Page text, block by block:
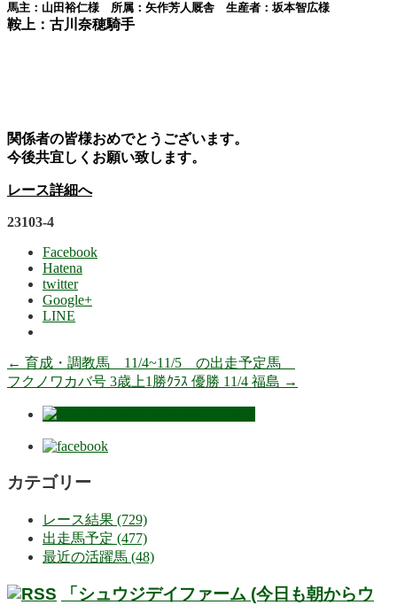
馬主：山田裕仁様 所属：矢作芳人厩舎 生産者：坂本智広様
鞍上：古川奈穂騎手
関係者の皆様おめでとうございます。
今後共宜しくお願い致します。
レース詳細へ
23103-4
Facebook
Hatena
twitter
Google+
LINE
← 育成・調教馬 11/4~11/5 の出走予定馬
フクノワカバ号 3歳上1勝ｸﾗｽ 優勝 11/4 福島 →
カテゴリー
レース結果 (729)
出走馬予定 (477)
最近の活躍馬 (48)
「シュウジデイファーム (今日も朝からウ